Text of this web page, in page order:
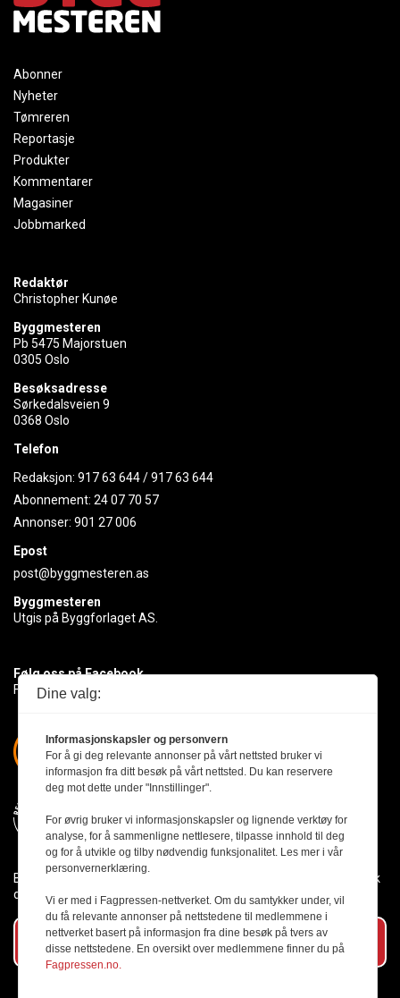
Abonner
Nyheter
Tømreren
Reportasje
Produkter
Kommentarer
Magasiner
Jobbmarked
Redaktør
Christopher Kunøe
Byggmesteren
Pb 5475 Majorstuen
0305 Oslo
Besøksadresse
Sørkedalsveien 9
0368 Oslo
Telefon
Redaksjon: 917 63 644/917 63 644
Abonnement: 24 07 70 57
Annonser: 901 27 006
Epost
post@byggmesteren.as
Byggmesteren
Utgis på Byggforlaget AS.
Følg oss på Facebook
Få med deg det siste innen byggebransjen
Byggmesteren følger Vær Varsom-plakaten og presseetikken slik
den er nedfelt i Redaktørplakaten.
Abonner på vårt nyhetsbrev
Dine valg:
Informasjonskapsler og personvern
For å gi deg relevante annonser på vårt nettsted bruker vi
informasjon fra ditt besøk på vårt nettsted. Du kan reservere
deg mot dette under "Innstillinger".
For øvrig bruker vi informasjonskapsler og lignende verktøy for
analyse, for å sammenligne nettlesere, tilpasse innhold til deg
og for å utvikle og tilby nødvendig funksjonalitet. Les mer i vår
personvernerklæring.
Vi er med i Fagpressen-nettverket. Om du samtykker under, vil
du få relevante annonser på nettstedene til medlemmene i
nettverket basert på informasjon fra dine besøk på tvers av
disse nettstedene. En oversikt over medlemmene finner du på
Fagpressen.no.